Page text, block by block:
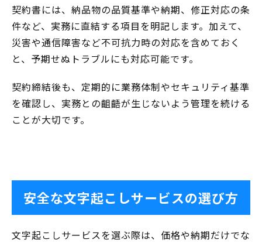
契約書には、納品物の品質基準や納期、修正対応の条
件など、実務に直結する項目を明記します。加えて、
災害や通信障害など不可抗力時の対応を含めておく
と、予期せぬトラブルにも対応可能です。
契約締結後も、定期的に業務体制やセキュリティ基準
を確認し、実務との齟齬が生じないよう管理を続ける
ことが大切です。
安全な文字起こしサービスの選び方
文字起こしサービスを選ぶ際は、価格や納期だけでな